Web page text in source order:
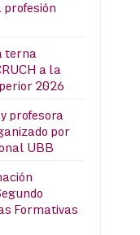
profesión
terna
a la
2026
profesora
por
UBB
Formativas